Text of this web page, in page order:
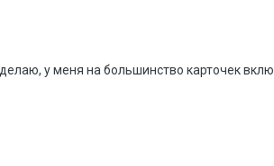
у меня на большинство карточек